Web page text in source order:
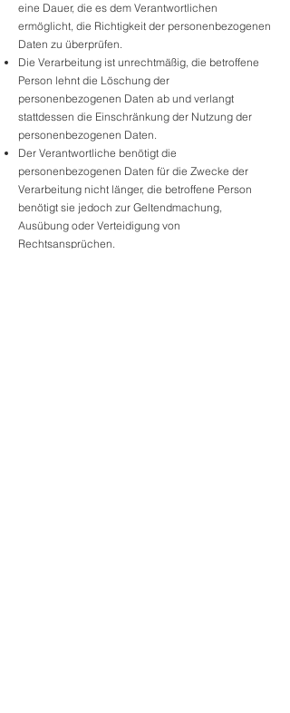
eine Dauer, die es dem Verantwortlichen
ermöglicht, die Richtigkeit der personenbezogenen
Daten zu überprüfen.
Die Verarbeitung ist unrechtmäßig, die betroffene
Person lehnt die Löschung der
personenbezogenen Daten ab und verlangt
stattdessen die Einschränkung der Nutzung der
personenbezogenen Daten.
Der Verantwortliche benötigt die
personenbezogenen Daten für die Zwecke der
Verarbeitung nicht länger, die betroffene Person
benötigt sie jedoch zur Geltendmachung,
Ausübung oder Verteidigung von
Rechtsansprüchen.